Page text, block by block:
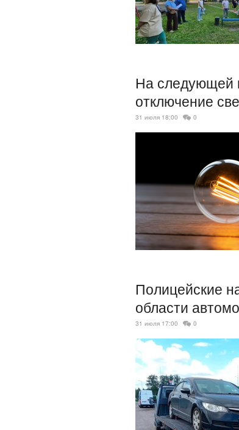
На следующей
отключение
31 июля 18:00 0
Полицейские
области
31 июля 17:00 0